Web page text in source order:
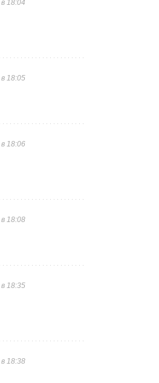
в 18:04
в 18:05
в 18:06
в 18:08
в 18:35
в 18:38